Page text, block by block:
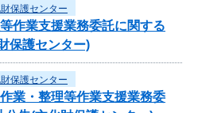
保護センター
作業支援業務委託に関する
保護センター)
保護センター
業・整理等作業支援業務委